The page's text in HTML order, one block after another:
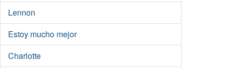
Lennon
Estoy mucho mejor
Charlotte